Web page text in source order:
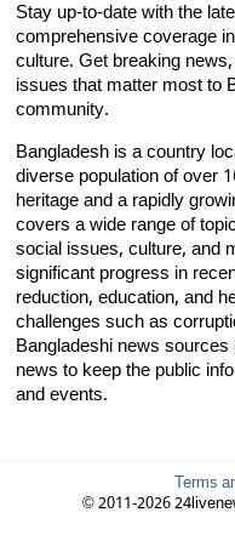
Stay up-to-date with the
comprehensive coverage
culture. Get breaking
issues that matter most to
community.
Bangladesh is a country
diverse population of over
heritage and a rapidly
covers a wide range of
social issues, culture, and
significant progress in
reduction, education, and
challenges such as
Bangladeshi news
news to keep the public
and events.
Terms
© 2011-2026